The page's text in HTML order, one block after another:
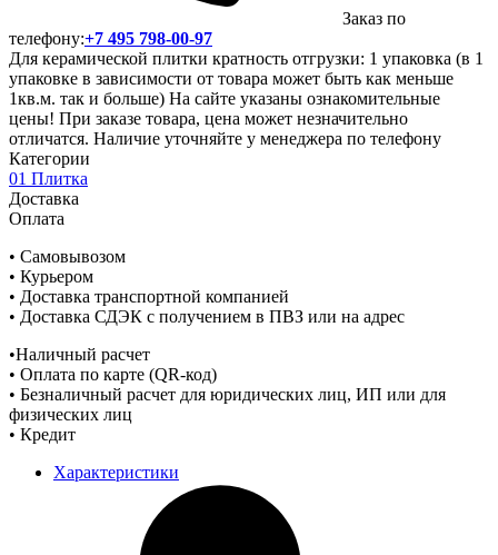
Заказ по
телефону:+7 495 798-00-97
Для керамической плитки кратность отгрузки: 1 упаковка (в 1
упаковке в зависимости от товара может быть как меньше
1кв.м. так и больше) На сайте указаны ознакомительные
цены! При заказе товара, цена может незначительно
отличатся. Наличие уточняйте у менеджера по телефону
Категории
01 Плитка
Доставка
Оплата
• Самовывозом
• Курьером
• Доставка транспортной компанией
• Доставка СДЭК с получением в ПВЗ или на адрес
•Наличный расчет
• Оплата по карте (QR-код)
• Безналичный расчет для юридических лиц, ИП или для
физических лиц
• Кредит
Характеристики